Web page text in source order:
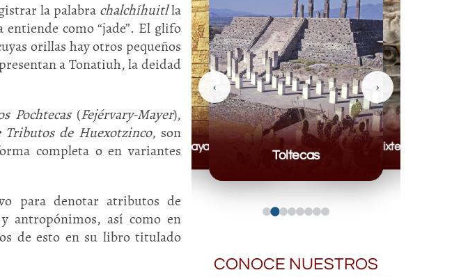
la palabra chalchíhuitlla
como “jade”. El glifo
orillas hay otros pequeños
a Tonatiuh, la deidad
Pochtecas(Fejérvary-Mayer),
de Huexotzinco, son
completa o en variantes
para denotar atributos de
antropónimos, así como en
de esto en su libro titulado
Mayas
Toltecas
Mixteca
Olmecas
‹ ›
CONOCE NUESTROS